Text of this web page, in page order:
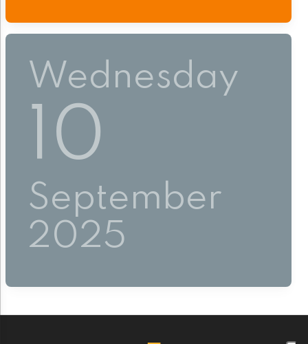
Wednesday
10
September
2025